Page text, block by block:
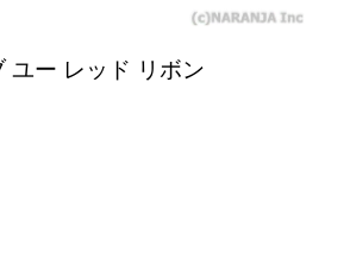
ユー レッド リボン